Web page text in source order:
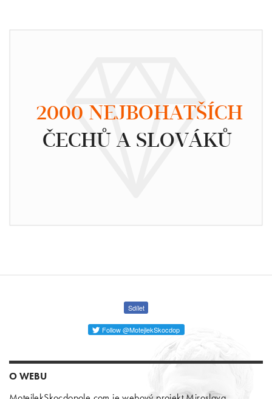
2000 NEJBOHATŠÍCH
ČECHŮ A SLOVÁKŮ
Sdílet
Follow @MotejlekSkocdop
O WEBU